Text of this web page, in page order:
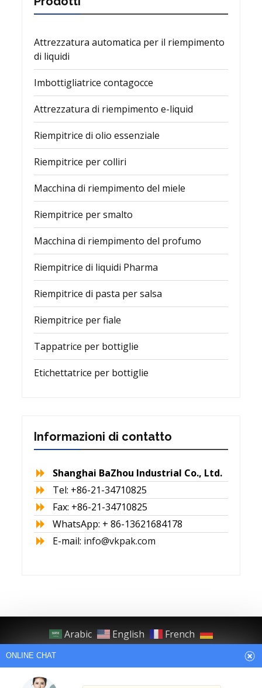
Attrezzatura automatica per il riempimento
di liquidi
Imbottigliatrice contagocce
Attrezzatura di riempimento e-liquid
Riempitrice di olio essenziale
Riempitrice per colliri
Macchina di riempimento del miele
Riempitrice per smalto
Macchina di riempimento del profumo
Riempitrice di liquidi Pharma
Riempitrice di pasta per salsa
Riempitrice per fiale
Tappatrice per bottiglie
Etichettatrice per bottiglie
Informazioni di contatto
Shanghai BaZhou Industrial Co., Ltd.
Tel: +86-21-34710825
Fax: +86-21-34710825
WhatsApp: + 86-13621684178
E-mail: info@vkpak.com
Arabic English
French
German
ONLINE CHAT